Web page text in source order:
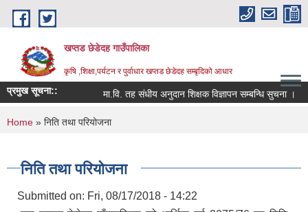
Skip to main content
खप्तड छेडेदह गाउँपालिका
कृषि ,शिक्षा,पर्यटन र पुर्वाधार खप्तड छेडेदह सम्बृदिको आधार
प्रमुख सूचना:: मा.वि. तह संधीय अनुदान शिक्षक विज्ञापन सम्बन्धि सुचना ।
You are here
Home » निति तथा परियोजना
निति तथा परियोजना
Submitted on: Fri, 08/17/2018 - 14:22